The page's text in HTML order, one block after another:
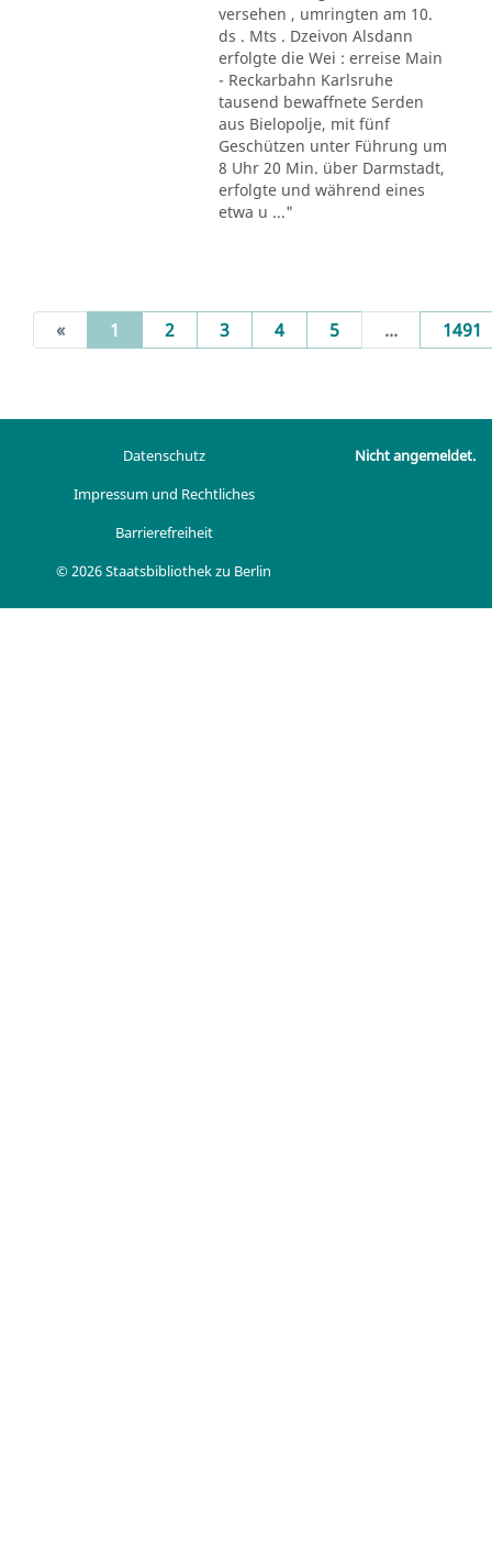
versehen , umringten am 10.
ds . Mts . Dzeivon Alsdann
erfolgte die Wei : erreise Main
- Reckarbahn Karlsruhe
tausend bewaffnete Serden
aus Bielopolje, mit fünf
Geschützen unter Führung um
8 Uhr 20 Min. über Darmstadt,
erfolgte und während eines
etwa u ..."
« 1 (current)
2 3 4 5 ... 1491
Datenschutz
Impressum und Rechtliches
Barrierefreiheit
© 2026 Staatsbibliothek zu Berlin
Nicht angemeldet.